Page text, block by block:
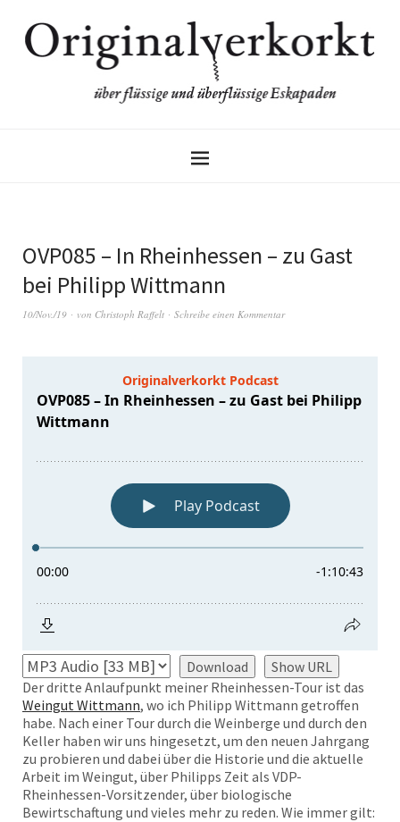
OVP085 – In Rheinhessen – zu Gast
bei Philipp Wittmann
10/Nov./19 von Christoph Raffelt Schreibe einen Kommentar
Download
Show URL
Der dritte Anlaufpunkt meiner Rheinhessen-Tour ist das
Weingut Wittmann, wo ich Philipp Wittmann getroffen
habe. Nach einer Tour durch die Weinberge und durch den
Keller haben wir uns hingesetzt, um den neuen Jahrgang
zu probieren und dabei über die Historie und die aktuelle
Arbeit im Weingut, über Philipps Zeit als VDP-
Rheinhessen-Vorsitzender, über biologische
Bewirtschaftung und vieles mehr zu reden. Wie immer gilt: